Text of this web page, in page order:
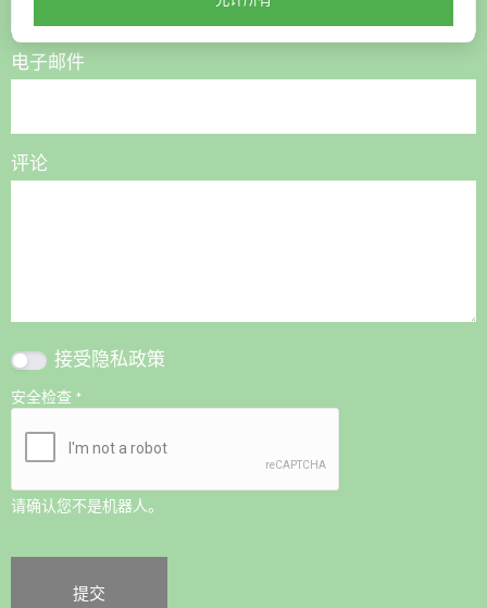
电子邮件
评论
接受隐私政策
安全检查 *
请确认您不是机器人。